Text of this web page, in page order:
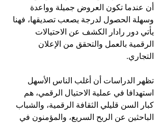
أن عندما تكون العروض جميلة وواعدة
وسهلة الحصول لدرجة يصعب تصديقها، فهنا
يأتي دور رادار الكشف عن الاحتيالات
الرقمية بالعمل والتحقق من الإعلان
التجاري.
تظهر الدراسات أن أغلب الناس الأسهل
استهدافا في عملية الاحتيال الرقمي، هم
كبار السن قليلي الثقافة الرقمية، والشباب
الباحثين عن الربح السريع، والمؤمنون في